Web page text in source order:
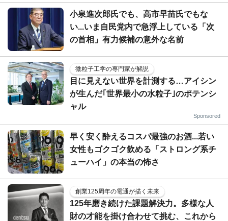
小泉進次郎氏でも、高市早苗氏でもな
い...いま自民党内で急浮上している「次
の首相」有力候補の意外な名前
微粒子工学の専門家が解説
目に見えない世界を計測する…アイシン
が生んだ｢世界最小の水粒子｣のポテンシ
ャル
Sponsored
早く安く酔えるコスパ最強のお酒...若い
女性もゴクゴク飲める「ストロング系チ
ューハイ」の本当の怖さ
創業125周年の電通が描く未来
125年磨き続けた課題解決力。多様な人
財の才能を掛け合わせて挑む、これから